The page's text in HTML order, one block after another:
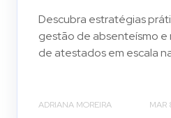
Descubra estratégias
gestão de absenteísmo e
de atestados em escala
ADRIANA MOREIRA MAR